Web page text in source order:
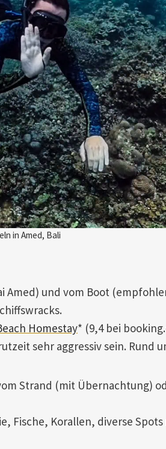
in Amed, Bali
Amed) und vom Boot
Homestay* (9,4 bei
sehr aggressiv sein. Rund
Strand (mit Übernachtung)
Fische, Korallen, diverse Spots